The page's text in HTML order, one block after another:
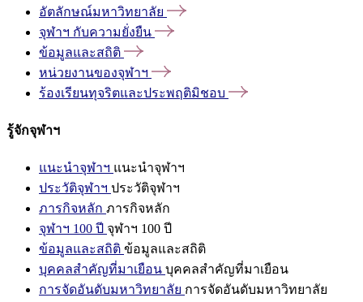
อัตลักษณ์มหาวิทยาลัย
จุฬาฯ กับความยั่งยืน
ข้อมูลและสถิติ
หน่วยงานของจุฬาฯ
ร้องเรียนทุจริตและประพฤติมิชอบ
รู้จักจุฬาฯ
แนะนำจุฬาฯ แนะนำจุฬาฯ
ประวัติจุฬาฯ ประวัติจุฬาฯ
ภารกิจหลัก ภารกิจหลัก
จุฬาฯ 100 ปี จุฬาฯ 100 ปี
ข้อมูลและสถิติ ข้อมูลและสถิติ
บุคคลสำคัญที่มาเยือน บุคคลสำคัญที่มาเยือน
การจัดอันดับมหาวิทยาลัย การจัดอันดับมหาวิทยาลัย